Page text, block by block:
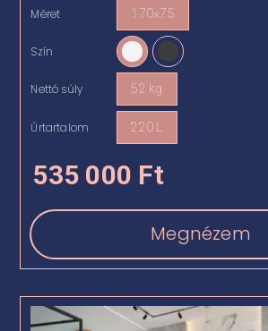
Méret 170×75
Szín
Nettó súly 52 kg
Űrtartalom 220 L
535 000 Ft
Megnézem